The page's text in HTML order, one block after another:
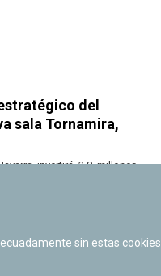
del
sala Tornamira,
invertirá 2,8 millones
+ info
sin estas cookies.